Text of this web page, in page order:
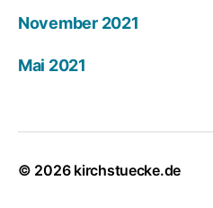
November 2021
Mai 2021
© 2026 kirchstuecke.de